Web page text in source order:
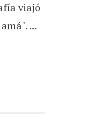
viajó
...